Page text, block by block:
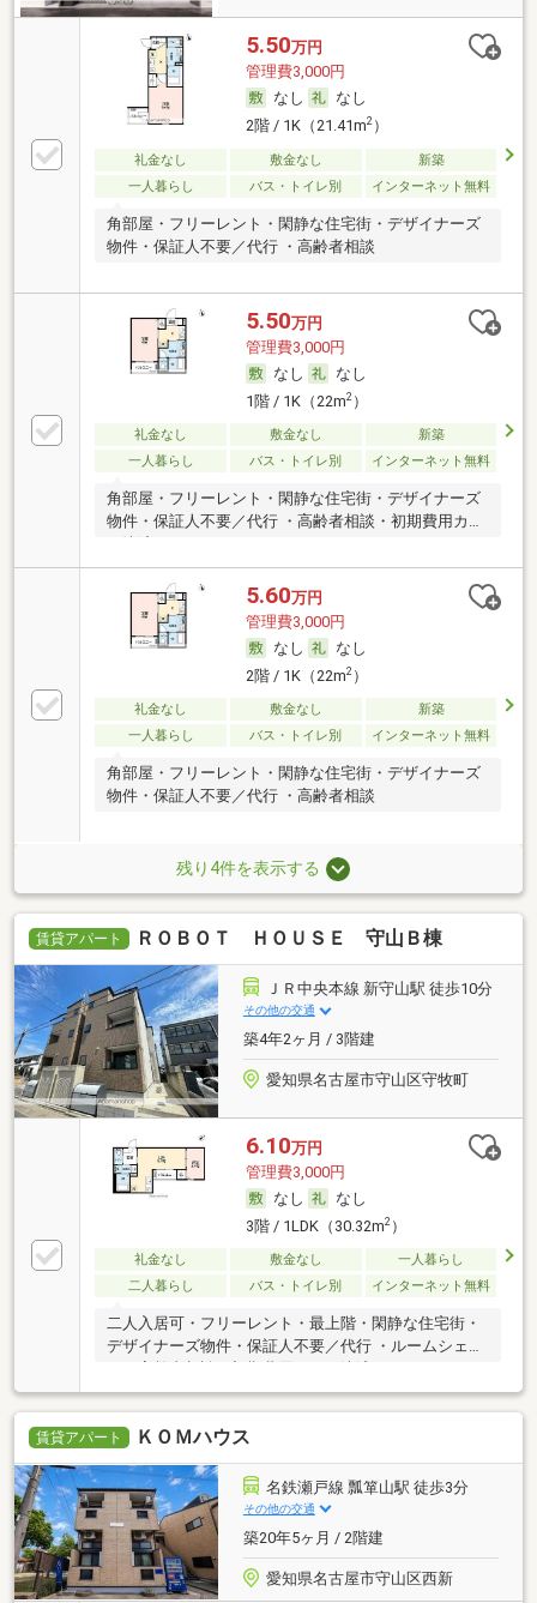
5.50万円
管理費3,000円
なし
なし
2階 / 1K（21.41m2）
礼金なし 敷金なし
新築
一人暮らし
バス・トイレ別 インターネット無料
角部屋・フリーレント・閑静な住宅街・デザイナーズ
物件・保証人不要／代行 ・高齢者相談
5.50万円
管理費3,000円
なし
なし
1階 / 1K（22m2）
礼金なし 敷金なし
新築
一人暮らし
バス・トイレ別 インターネット無料
角部屋・フリーレント・閑静な住宅街・デザイナーズ
物件・保証人不要／代行 ・高齢者相談・初期費用カー
5.60万円
管理費3,000円
なし
なし
2階 / 1K（22m2）
礼金なし 敷金なし
新築
一人暮らし
バス・トイレ別 インターネット無料
角部屋・フリーレント・閑静な住宅街・デザイナーズ
物件・保証人不要／代行 ・高齢者相談
残り4件を表示する
賃貸アパート ＲＯＢＯＴ ＨＯＵＳＥ 守山Ｂ棟
ＪＲ中央本線 新守山駅 徒歩10分
その他の交通
築4年2ヶ月 / 3階建
愛知県名古屋市守山区守牧町
6.10万円
管理費3,000円
なし
なし
3階 / 1LDK（30.32m2）
礼金なし 敷金なし
一人暮らし
二人暮らし
バス・トイレ別 インターネット無料
二人入居可・フリーレント・最上階・閑静な住宅街・
デザイナーズ物件・保証人不要／代行 ・ルームシェア
賃貸アパート ＫＯＭハウス
名鉄瀬戸線 瓢箪山駅 徒歩3分
その他の交通
築20年5ヶ月 / 2階建
愛知県名古屋市守山区西新